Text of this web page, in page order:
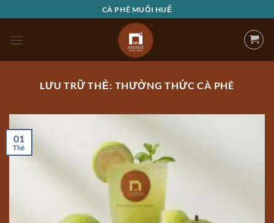
qua
nội
CÀ PHÊ MUỐI HUẾ
LƯU TRỮ THẺ: THƯỞNG THỨC CÀ PHÊ
01
Th6